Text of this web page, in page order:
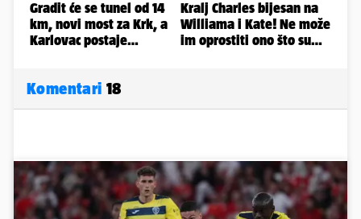
Komentari 18